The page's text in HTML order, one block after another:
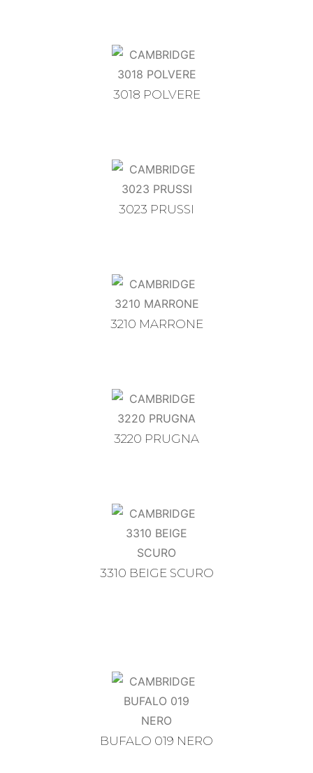
3018 POLVERE
3023 PRUSSI
3210 MARRONE
3220 PRUGNA
3310 BEIGE SCURO
BUFALO 019 NERO